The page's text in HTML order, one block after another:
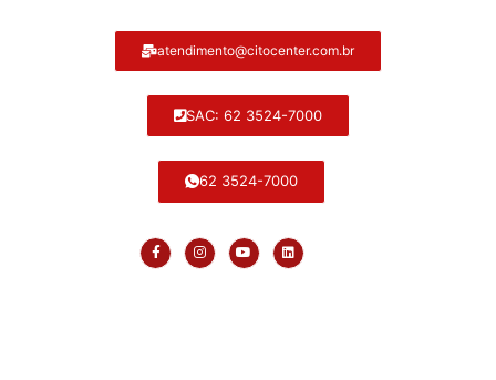
atendimento@citocenter.com.br
SAC: 62 3524-7000
62 3524-7000